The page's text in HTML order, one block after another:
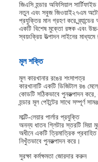
জিএসি হন্ডার অফিসিয়াল
নতুন এবং সবুজ জিওয়াই২৭এম
প্রযুক্তির মান গ্রহণ
একটি বিশেষ মুক্তো রঙ্গক এবং
স্বয়ংক্রিয় উত্পাদন লাইনের
মূল শক্তি
মূল কারখানার রঙের শংসাপত্র
কারখানাটি একটি ডিজিটাল রঙ
কোডটি সঠিকভাবে পুনরুত্পাদন
হন্ডার মূল পেইন্টের সাথে সম্পূর্ণ
মাল্টি-লেয়ার পার্লার প্রযুক্তি
অনন্য ধাতব গ্লিটার স্তরটি মিয়া
অধীনে একটি ত্রিমাত্রিক
নিখুঁতভাবে পুনরুত্পাদন করে।
সুরক্ষা কর্মক্ষমতা জোরদার করুন